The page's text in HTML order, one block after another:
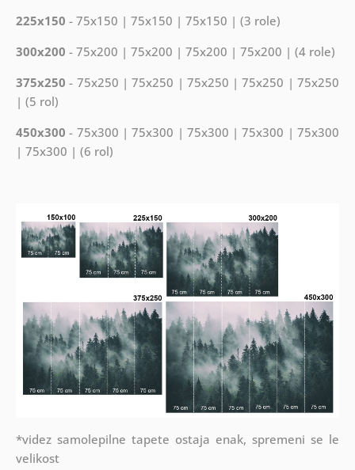
225x150 - 75x150 | 75x150 | 75x150 | (3 role)
300x200 - 75x200 | 75x200 | 75x200 | 75x200 | (4 role)
375x250 - 75x250 | 75x250 | 75x250 | 75x250 | 75x250
| (5 rol)
450x300 - 75x300 | 75x300 | 75x300 | 75x300 | 75x300
| 75x300 | (6 rol)
*videz samolepilne tapete ostaja enak, spremeni se le
velikost